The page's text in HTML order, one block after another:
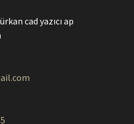
cad yazıcı ap